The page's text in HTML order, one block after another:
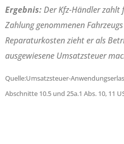
Ergebnis:Der Kfz-Händler zahlt
Zahlung genommenen
Reparaturkosten zieht er als
ausgewiesene Umsatzsteuer
Quelle:Umsatzsteuer-
Abschnitte 10.5 und 25a.1 Abs. 10, 11